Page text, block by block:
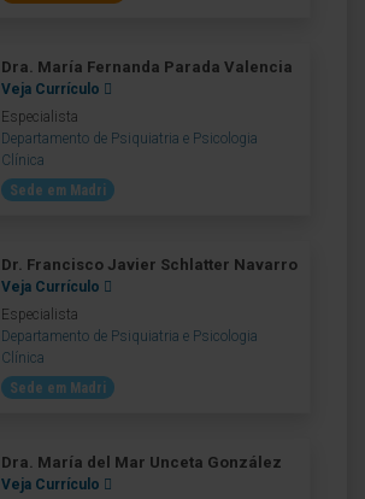
Dra. María Fernanda Parada Valencia
Veja Currículo
Especialista
Departamento de Psiquiatria e Psicologia
Clínica
Sede em Madri
Dr. Francisco Javier Schlatter Navarro
Veja Currículo
Especialista
Departamento de Psiquiatria e Psicologia
Clínica
Sede em Madri
Dra. María del Mar Unceta González
Veja Currículo